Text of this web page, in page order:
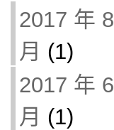
2017 年 8
月 (1)
2017 年 6
月 (1)